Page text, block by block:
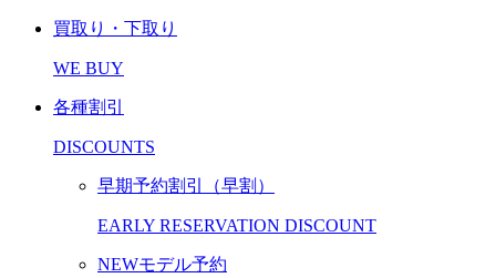
買取り・下取り
WE BUY
各種割引
DISCOUNTS
早期予約割引（早割）
EARLY RESERVATION DISCOUNT
NEWモデル予約